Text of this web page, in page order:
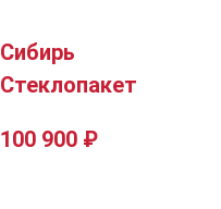
Сибирь
Стеклопакет
100 900 ₽